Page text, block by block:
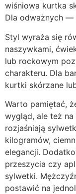
wiśniowa kurtka
Dla odważnych —
Styl wyraża się
naszywkami,
lub rockowym
charakteru. Dla
kurtki skórzane
Warto pamiętać,
wygląd, ale też
rozjaśniają
kilogramów,
elegancji.
przeszycia czy
sylwetki.
postawić na